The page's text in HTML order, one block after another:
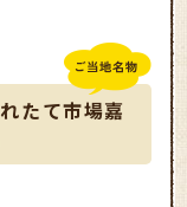
たて市場嘉